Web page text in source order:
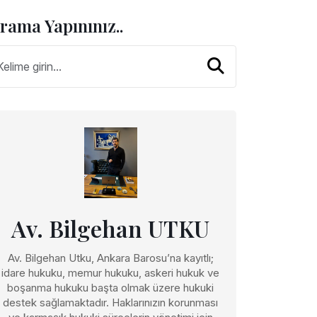
Yapınınız..
Av. Bilgehan UTKU
Av. Bilgehan Utku, Ankara Barosu’na kayıtlı;
idare hukuku, memur hukuku, askeri hukuk ve
boşanma hukuku başta olmak üzere hukuki
destek sağlamaktadır. Haklarınızın korunması